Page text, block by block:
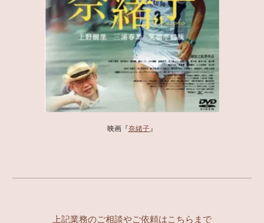
映画『奈緒子』
上記業務のご相談やご依頼はこちらまで